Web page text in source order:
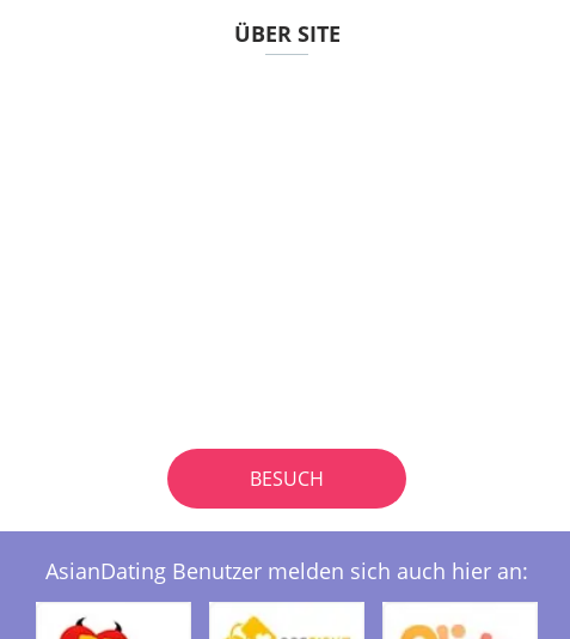
ÜBER SITE
BESUCH
AsianDating Benutzer melden sich auch hier an: